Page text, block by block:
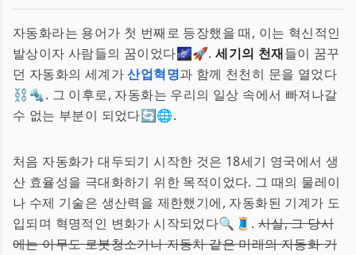
자동화라는 용어가 첫 번째로 등장했을 때, 이는 혁신적인
발상이자 사람들의 꿈이었다🌌🚀.세기의 천재들이 꿈꾸
던 자동화의 세계가산업혁명과 함께 천천히 문을 열었다
⛓️🔩. 그 이후로, 자동화는 우리의 일상 속에서 빠져나갈
수 없는 부분이 되었다🔄🌐.
처음 자동화가 대두되기 시작한 것은 18세기 영국에서 생
산 효율성을 극대화하기 위한 목적이었다. 그 때의 물레이
나 수제 기술은 생산력을 제한했기에, 자동화된 기계가 도
입되며 혁명적인 변화가 시작되었다🔍🧵.사실, 그 당시
에는 아무도 로봇청소기나 자동차 같은 미래의 자동화 기